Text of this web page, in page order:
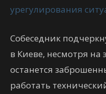
урегулирования
Собеседник
в Киеве, несмотря на
останется
работать